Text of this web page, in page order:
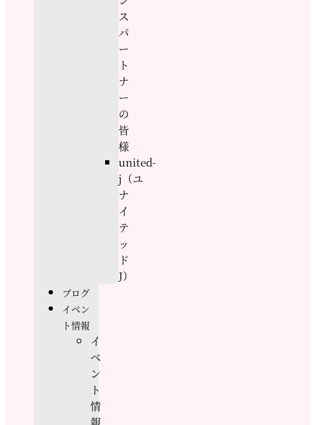
ス
パ
ー
ト
ナ
ー
の
皆
様
united-
j（ユ
ナ
イ
テ
ッ
ド
J）
ブログ
イベン
ト情報
イ
ベ
ン
ト
情
報